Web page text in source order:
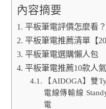
內容摘要
平板筆電評價怎麼看？
平板筆電推薦清單【
平板筆電選購懶人包
平板筆電推薦10款人
【AIDOGA】雙
電線傳輸線
電